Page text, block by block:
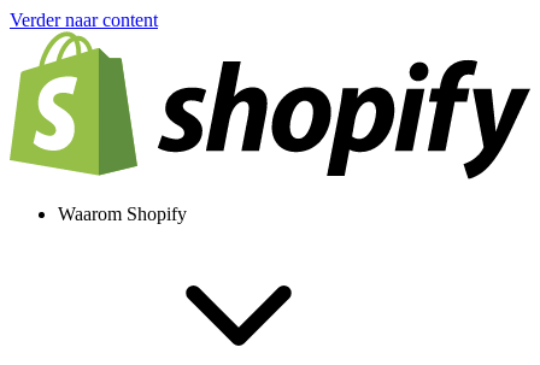
Verder naar content
Waarom Shopify